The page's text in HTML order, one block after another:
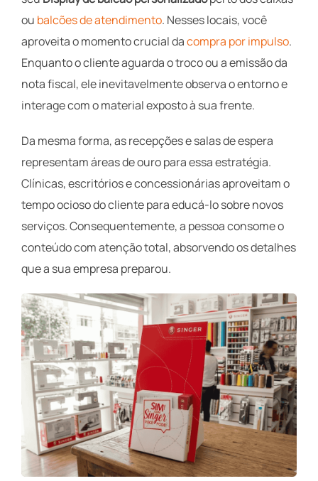
ou balcões de atendimento. Nesses locais, você
aproveita o momento crucial dacompra por impulso.
Enquanto o cliente aguarda o troco ou a emissão da
nota fiscal, ele inevitavelmente observa o entorno e
interage com o material exposto à sua frente.
Da mesma forma, as recepções e salas de espera
representam áreas de ouro para essa estratégia.
Clínicas, escritórios e concessionárias aproveitam o
tempo ocioso do cliente para educá-lo sobre novos
serviços. Consequentemente, a pessoa consome o
conteúdo com atenção total, absorvendo os detalhes
que a sua empresa preparou.